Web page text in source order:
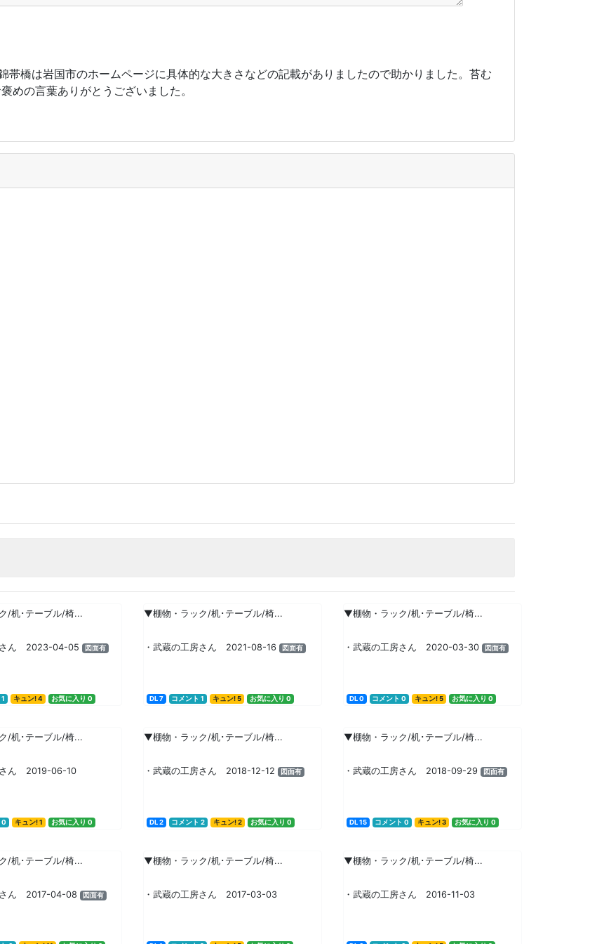
橋は岩国市のホームページに具体的な大きさなどの記載がありましたので助かりました。苔む
めの言葉ありがとうございました。
/机･テーブル/椅...
さん 2023-04-05 図面有
キュン! 4 お気に入り 0
▼棚物・ラック/机･テーブル/椅...
・武蔵の工房さん 2021-08-16 図面有
DL 7 コメント 1 キュン! 5 お気に入り 0
▼棚物・ラック/机･テーブル/椅...
・武蔵の工房さん 2020-03-30 図面有
DL 0 コメント 0 キュン! 5 お気に入り 0
/机･テーブル/椅...
さん 2019-06-10
0 キュン! 1 お気に入り 0
▼棚物・ラック/机･テーブル/椅...
・武蔵の工房さん 2018-12-12 図面有
DL 2 コメント 2 キュン! 2 お気に入り 0
▼棚物・ラック/机･テーブル/椅...
・武蔵の工房さん 2018-09-29 図面有
DL 15 コメント 0 キュン! 3 お気に入り 0
/机･テーブル/椅...
さん 2017-04-08 図面有
▼棚物・ラック/机･テーブル/椅...
・武蔵の工房さん 2017-03-03
▼棚物・ラック/机･テーブル/椅...
・武蔵の工房さん 2016-11-03